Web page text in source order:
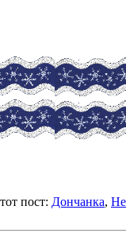
пост: Дончанка,